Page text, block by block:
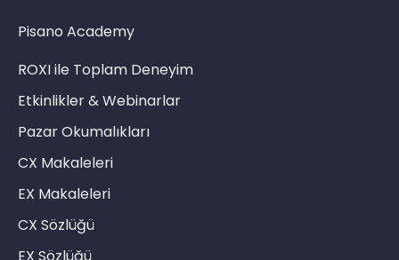
Pisano Academy
ROXI ile Toplam Deneyim
Etkinlikler & Webinarlar
Pazar Okumalıkları
CX Makaleleri
EX Makaleleri
CX Sözlüğü
EX Sözlüğü